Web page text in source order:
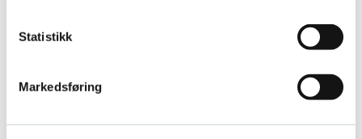
Statistikk
Markedsføring
Hormonbehandling ble igangsatt, og jeg begynte å
ligne på henne jeg ikke hadde vært på flere år. Hun
arbeidskapasitet, og som til og med følte glede.
Overgangsalder – det ligger i ordet. Kroppens egen